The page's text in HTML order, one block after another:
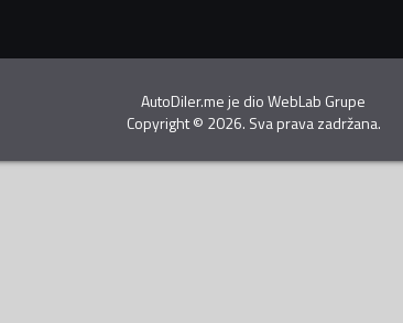
AutoDiler.me je dioWebLab Grupe
Copyright© 2026. Sva prava zadržana.